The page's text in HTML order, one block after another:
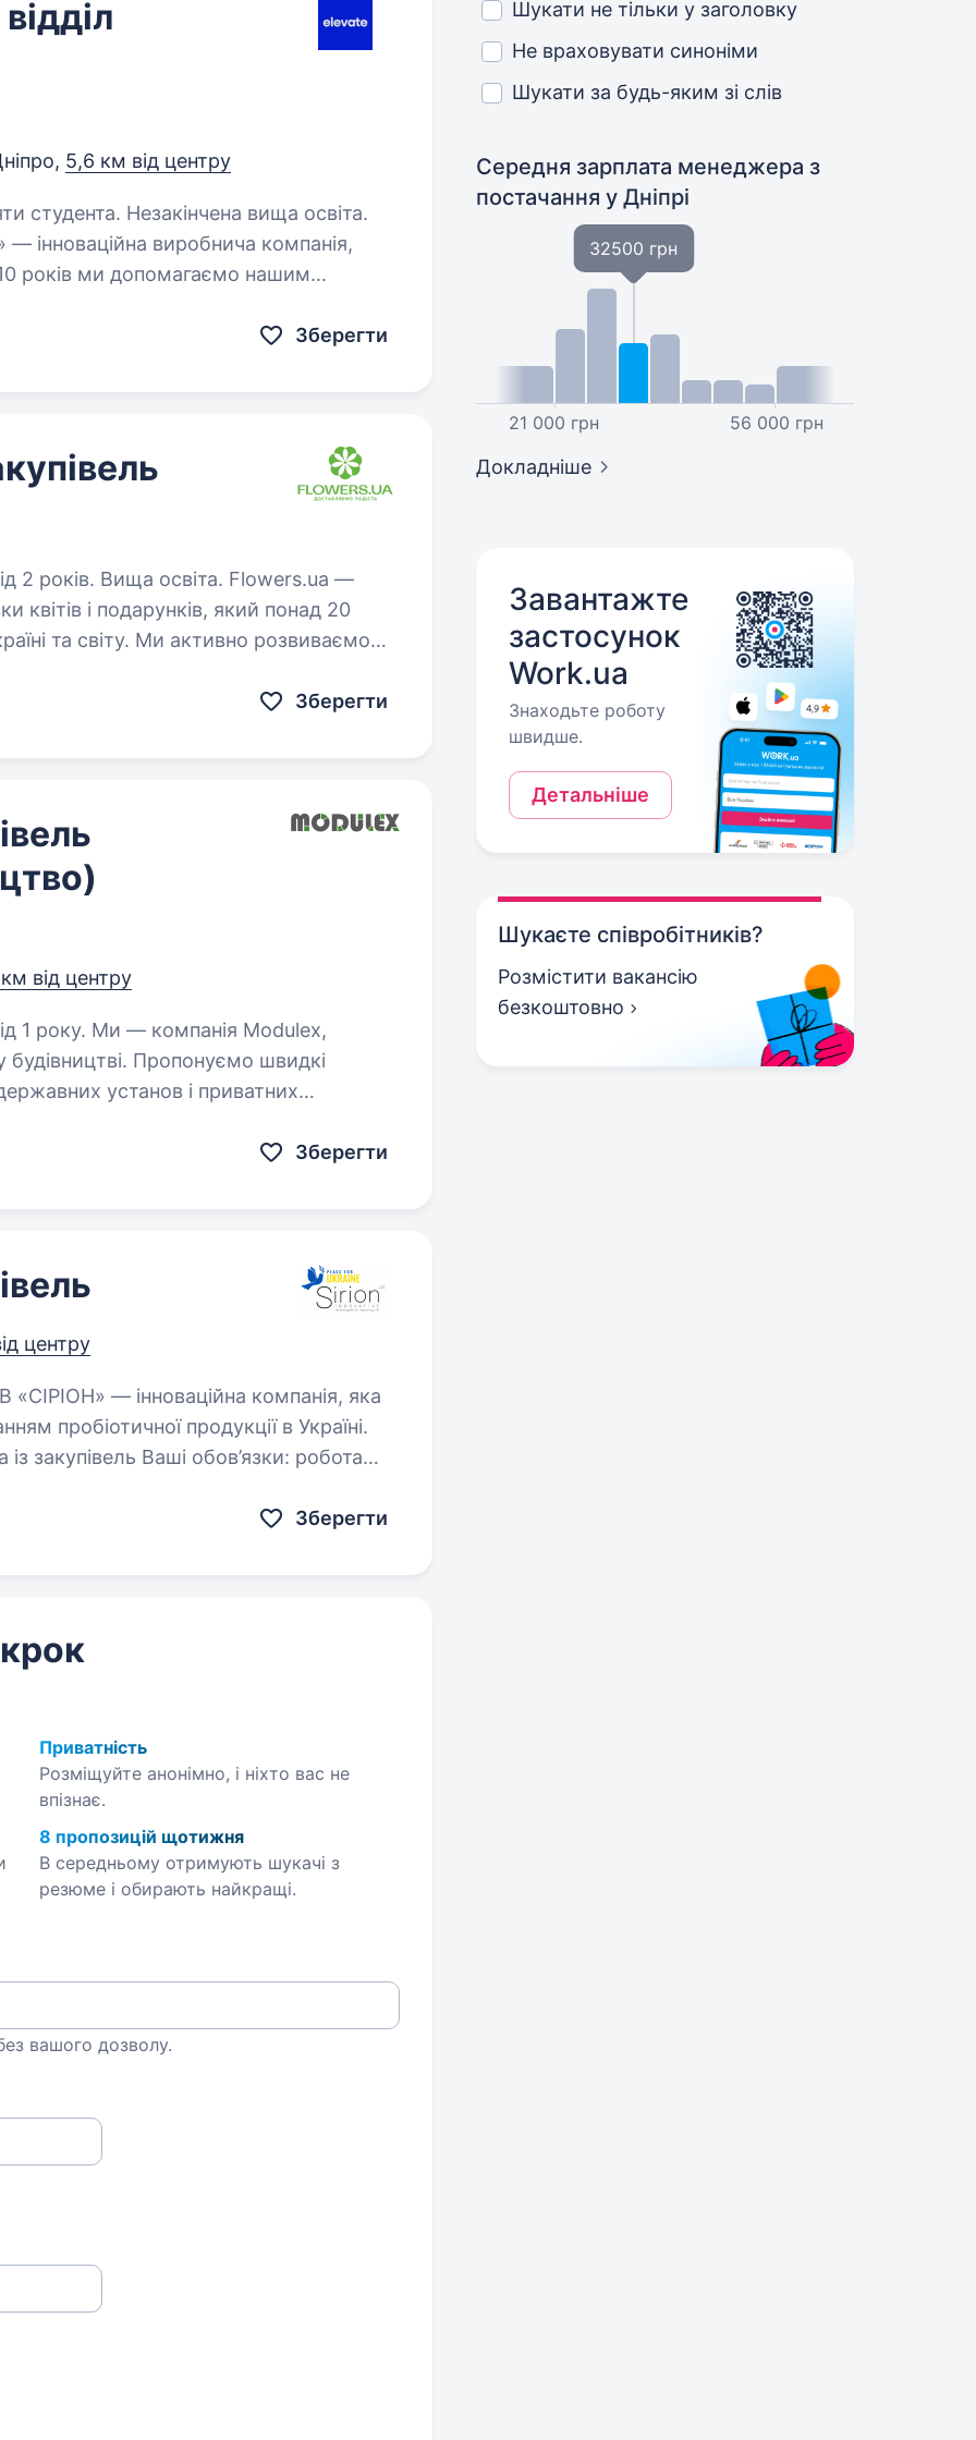
5,6 км від центру
студента. Незакінчена вища освіта.
інноваційна виробнича компанія,
років ми допомагаємо нашим
Зберегти
Вища освіта. Flowers.ua —
квітів і подарунків, який понад 20
розвиваємо
Зберегти
від центру
Modulex,
Пропонуємо швидкі
установ і приватних
Зберегти
центру
пробіотичної продукції в Україні.
Ваші обов’язки: робота
Зберегти
Приватність
Розміщуйте анонімно, і ніхто вас не
впізнає.
8 пропозицій щотижня
В середньому отримують шукачі з
резюме і обирають найкращі.
вашого дозволу.
Шукати не тільки у заголовку
Не враховувати синоніми
Шукати за будь-яким зі слів
Середня зарплата менеджера з
постачанняу Дніпрі
21 000 грн
32500 грн
56 000 грн
Докладніше
Завантажте
застосунок
Work.ua
Знаходьте роботу
швидше.
Детальніше
Шукаєте співробітників?
Розмістити вакансію
безкоштовно